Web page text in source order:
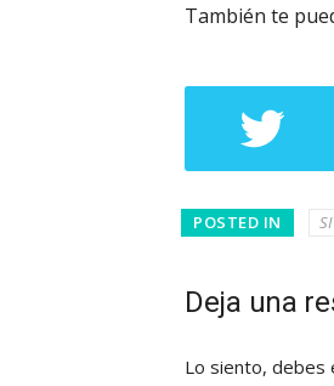
También te
POSTED IN
Deja una
Lo siento, debes